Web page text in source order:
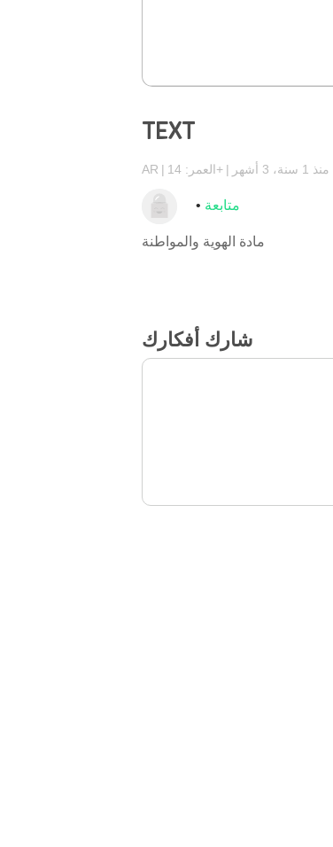
TEXT
AR العمر: 14+ منذ 1 سنة، 3 أشهر
متابعة
مادة الهوية والمواطنة
شارك أفكارك